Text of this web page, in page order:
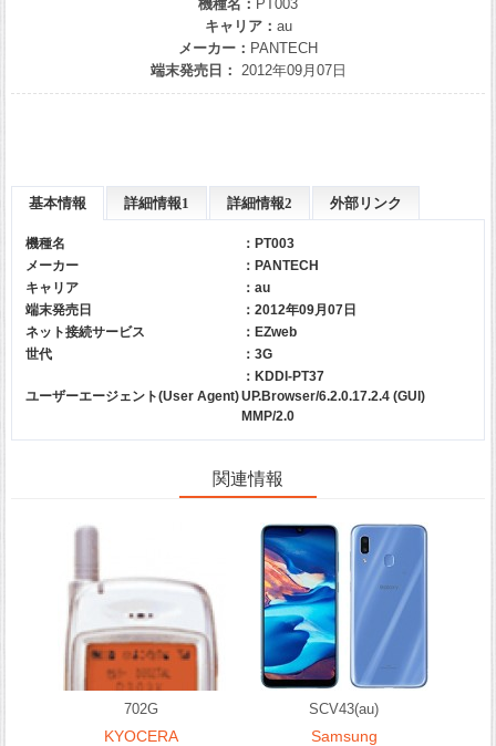
機種名： PT003
キャリア： au
メーカー： PANTECH
端末発売日： 2012年09月07日
基本情報 詳細情報1 詳細情報2 外部リンク
機種名
：PT003
メーカー
： PANTECH
キャリア
： au
端末発売日
：2012年09月07日
ネット接続サービス
：EZweb
世代
：3G
ユーザーエージェント(User Agent)
：KDDI-PT37
UP.Browser/6.2.0.17.2.4 (GUI)
MMP/2.0
関連情報
702G
KYOCERA
SCV43(au)
Samsung